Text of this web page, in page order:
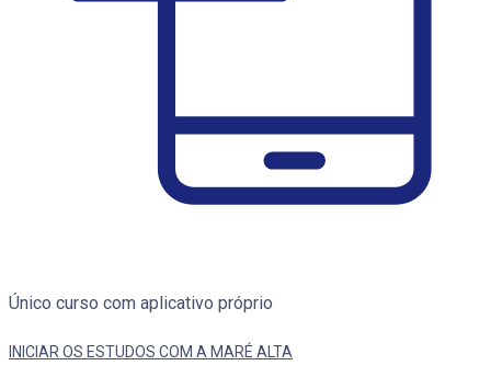
Único curso com aplicativo próprio
INICIAR OS ESTUDOS COM A MARÉ ALTA